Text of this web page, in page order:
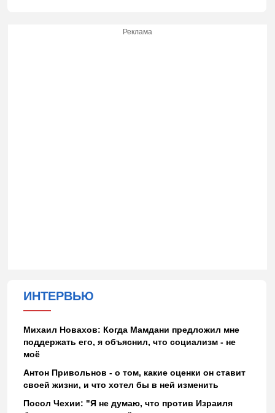
Реклама
ИНТЕРВЬЮ
Михаил Новахов: Когда Мамдани предложил мне
поддержать его, я объяснил, что социализм - не
моё
Антон Привольнов - о том, какие оценки он ставит
своей жизни, и что хотел бы в ней изменить
Посол Чехии: "Я не думаю, что против Израиля